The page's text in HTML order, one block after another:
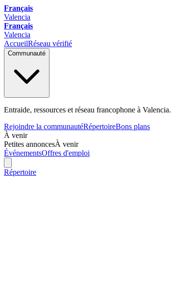
Français
Valencia
Français
Valencia
AccueilRéseau vérifié
Communauté
Entraide, ressources et réseau francophone à Valencia.
Rejoindre la communautéRépertoireBons plans
À venir
Petites annoncesÀ venir
ÉvénementsOffres d'emploi
Répertoire